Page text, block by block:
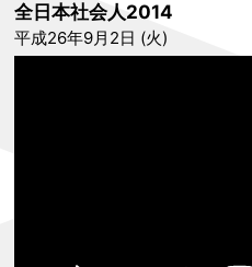
全日本社会人2014
平成26年9月2日 (火)